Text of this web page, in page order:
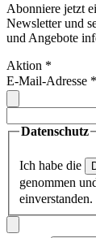
Abonniere jetzt
Newsletter und
und Angebote
Aktion *
E-Mail-Adresse *
Datenschutz
Ich habe die
genommen
einverstanden.